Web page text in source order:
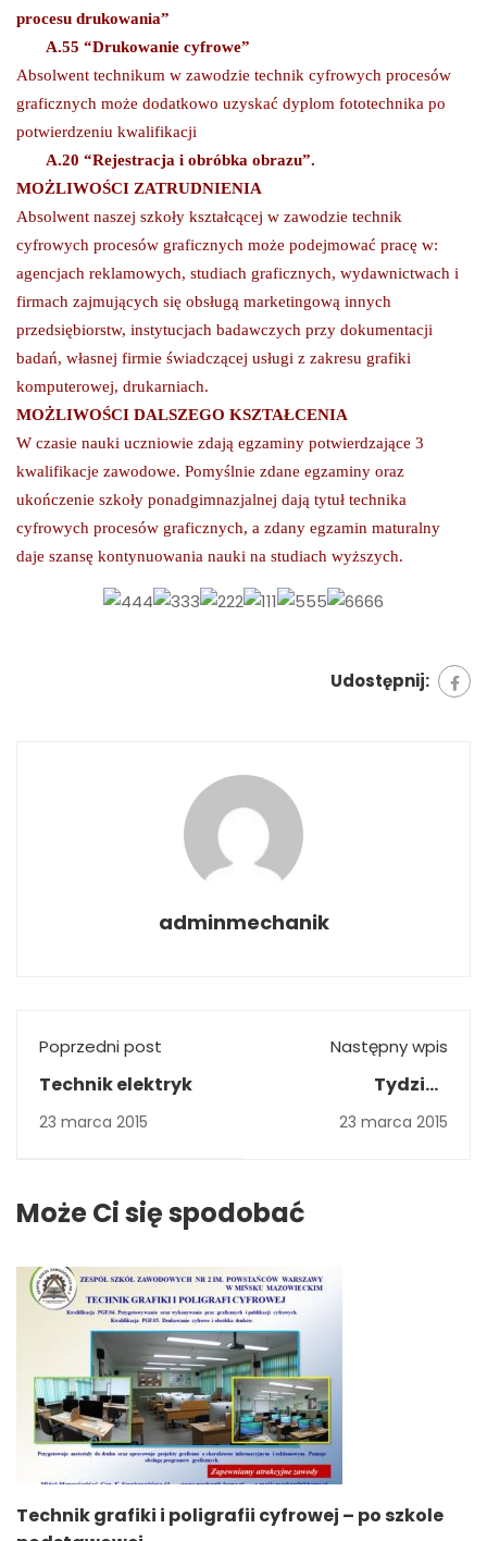
procesu drukowania”
A.55 “Drukowanie cyfrowe”
Absolwent technikum w zawodzie technik cyfrowych procesów
graficznych może dodatkowo uzyskać dyplom fototechnika po
potwierdzeniu kwalifikacji
A.20 “Rejestracja i obróbka obrazu”.
MOŻLIWOŚCI ZATRUDNIENIA
Absolwent naszej szkoły kształcącej w zawodzie technik
cyfrowych procesów graficznych może podejmować pracę w:
agencjach reklamowych, studiach graficznych, wydawnictwach i
firmach zajmujących się obsługą marketingową innych
przedsiębiorstw, instytucjach badawczych przy dokumentacji
badań, własnej firmie świadczącej usługi z zakresu grafiki
komputerowej, drukarniach.
MOŻLIWOŚCI DALSZEGO KSZTAŁCENIA
W czasie nauki uczniowie zdają egzaminy potwierdzające 3
kwalifikacje zawodowe. Pomyślnie zdane egzaminy oraz
ukończenie szkoły ponadgimnazjalnej dają tytuł technika
cyfrowych procesów graficznych, a zdany egzamin maturalny
daje szansę kontynuowania nauki na studiach wyższych.
Udostępnij:
adminmechanik
Poprzedni post
Technik elektryk
23 marca 2015
Następny wpis
Tydzień
Zawodowca
23 marca 2015
Może Ci się spodobać
Technik grafiki i poligrafii cyfrowej – po szkole